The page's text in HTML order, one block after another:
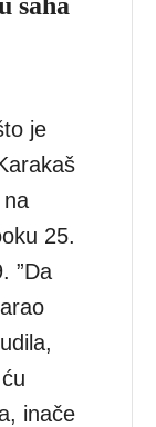
je
na
25.
”Da
inače